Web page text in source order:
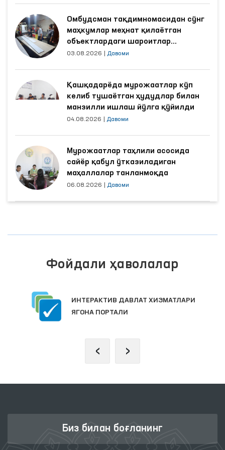
Омбудсман тақдимномасидан сўнг
маҳкумлар меҳнат қилаётган
объектлардаги шароитлар
яхшиланди
03.08.2026 Давоми
Қашқадарёда мурожаатлар кўп
келиб тушаётган ҳудудлар билан
манзилли ишлаш йўлга қўйилди
04.08.2026 Давоми
Мурожаатлар таҳлили асосида
сайёр қабул ўтказиладиган
маҳаллалар танланмоқда
06.08.2026 Давоми
Фойдали ҳаволалар
ИНТЕРАКТИВ ДАВЛАТ ХИЗМАТЛАРИ
ЯГОНА ПОРТАЛИ
‹ ›
Биз билан боғланинг